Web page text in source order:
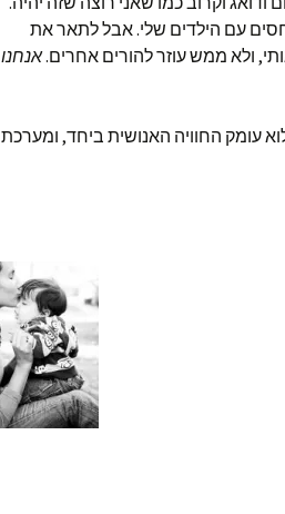
עם הילדים שלי. אבל לתאר את
ולא ממש עוזר להורים אחרים.אנחנו
עומק החוויה האנושית ביחד, ומערכת